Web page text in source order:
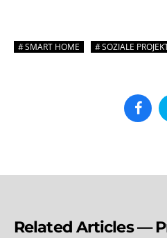
SMART HOME SOZIALE
Related Articles —